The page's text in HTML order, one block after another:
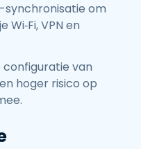
synchronisatie om
VPN en
configuratie van
hoger risico op